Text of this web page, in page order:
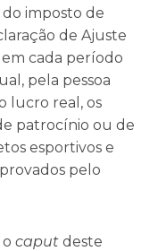
imposto de
de Ajuste
em cada período
pela pessoa
lucro real, os
patrocínio ou de
esportivos e
pelo
caput deste